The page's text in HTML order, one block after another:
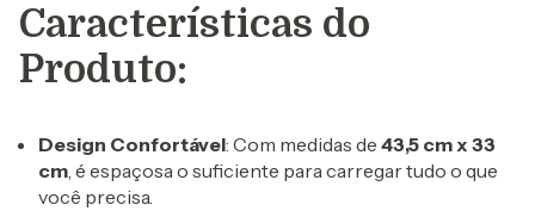
Características do
Produto:
Design Confortável: Com medidas de 43,5 cm x 33
cm, é espaçosa o suficiente para carregar tudo o que
você precisa.